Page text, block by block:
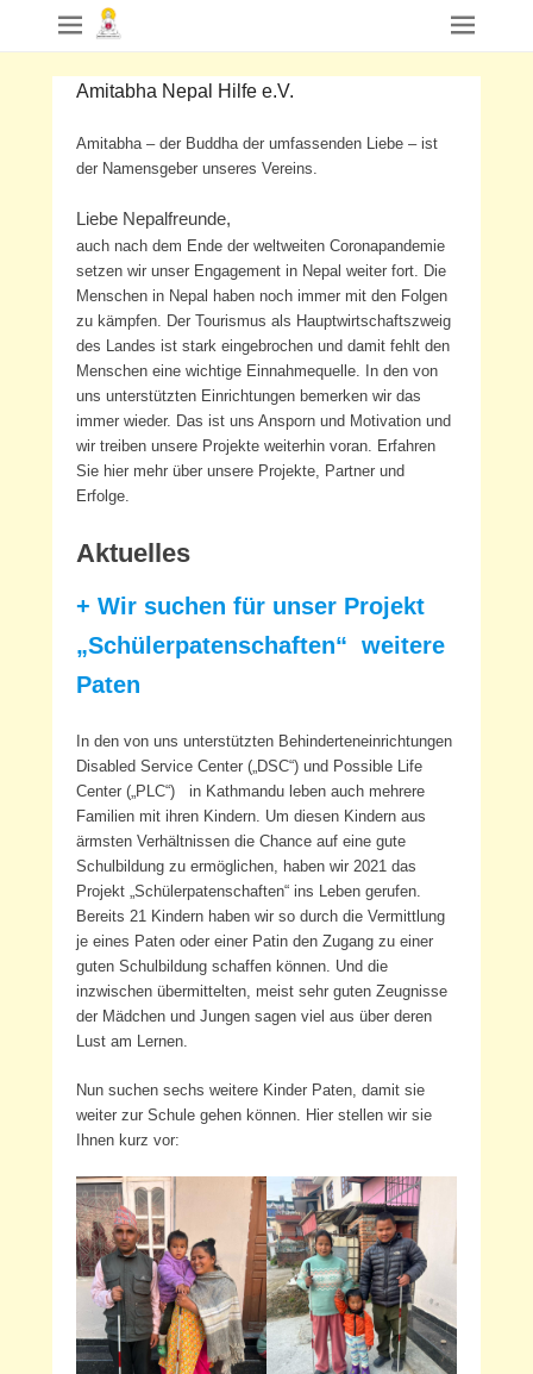
Amitabha Nepal Hilfe e.V.
Amitabha – der Buddha der umfassenden Liebe – ist
der Namensgeber unseres Vereins.
Liebe Nepalfreunde,
auch nach dem Ende der weltweiten Coronapandemie
setzen wir unser Engagement in Nepal weiter fort. Die
Menschen in Nepal haben noch immer mit den Folgen
zu kämpfen. Der Tourismus als Hauptwirtschaftszweig
des Landes ist stark eingebrochen und damit fehlt den
Menschen eine wichtige Einnahmequelle. In den von
uns unterstützten Einrichtungen bemerken wir das
immer wieder. Das ist uns Ansporn und Motivation und
wir treiben unsere Projekte weiterhin voran. Erfahren
Sie hier mehr über unsere Projekte, Partner und
Erfolge.
Aktuelles
+ Wir suchen für unser Projekt
„Schülerpatenschaften“ weitere
Paten
In den von uns unterstützten Behinderteneinrichtungen
Disabled Service Center („DSC“) und Possible Life
Center („PLC“) in Kathmandu leben auch mehrere
Familien mit ihren Kindern. Um diesen Kindern aus
ärmsten Verhältnissen die Chance auf eine gute
Schulbildung zu ermöglichen, haben wir 2021 das
Projekt „Schülerpatenschaften“ ins Leben gerufen.
Bereits 21 Kindern haben wir so durch die Vermittlung
je eines Paten oder einer Patin den Zugang zu einer
guten Schulbildung schaffen können. Und die
inzwischen übermittelten, meist sehr guten Zeugnisse
der Mädchen und Jungen sagen viel aus über deren
Lust am Lernen.
Nun suchen sechs weitere Kinder Paten, damit sie
weiter zur Schule gehen können. Hier stellen wir sie
Ihnen kurz vor: